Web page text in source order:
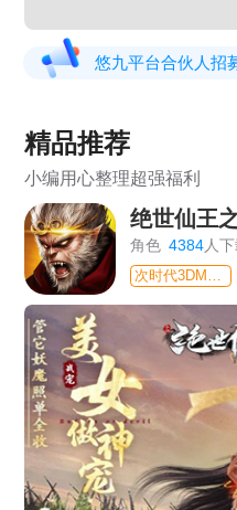
悠九平台合伙人招
精品推荐
小编用心整理超强福利
绝世仙王
角色 4384人